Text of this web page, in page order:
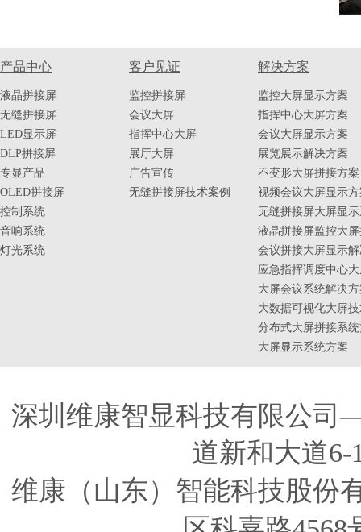
产品中心
液晶拼接屏
无缝拼接屏
LED显示屏
DLP拼接屏
专显产品
OLED拼接屏
控制系统
音响系统
灯光系统
客户见证
监控拼接屏
会议大屏
指挥中心大屏
展厅大屏
广告宣传
无缝拼接屏技术案例
解决方案
监控大屏显示方案
指挥中心大屏方案
会议大屏显示方案
展览展示解决方案
不变形大屏拼接方案
视频会议大屏显示
无缝拼接屏大屏显
液晶拼接屏监控大
会议拼接大屏显示
应急指挥调度中心
大屏会议系统解决
大数据可视化大屏
分布式大屏拼接系
大屏显示系统方案
深圳维康智显科技有限公
道新和大道6-
维康（山东）智能科技股